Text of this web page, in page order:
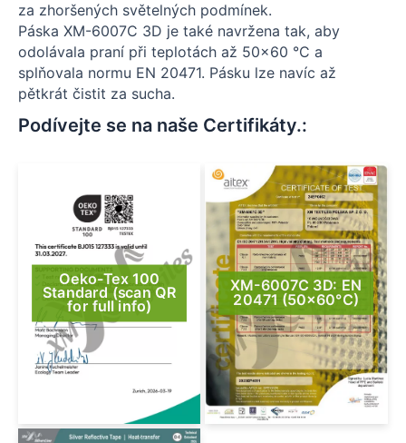
za zhoršených světelných podmínek.
Páska XM-6007C 3D je také navržena tak, aby
odolávala praní při teplotách až 50×60 °C a
splňovala normu EN 20471. Pásku lze navíc až
pětkrát čistit za sucha.
Podívejte se na naše Certifikáty.:​
Oeko-Tex 100
Standard (scan QR
for full info)
XM-6007C 3D: EN
20471 (50×60°C)